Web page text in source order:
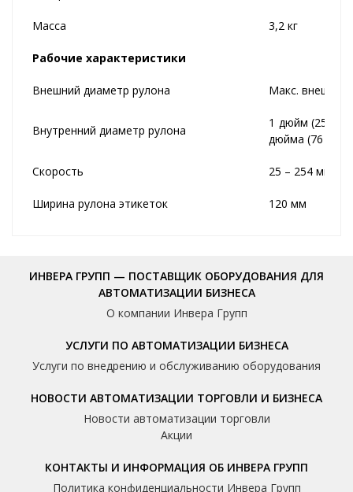
Масса 3,2 кг
Рабочие характеристики
Внешний диаметр рулона Макс.
Внутренний диаметр рулона
1 дюйм (25
дюйма (76 мм)
Скорость 25 – 254 мм/с
Ширина рулона этикеток 120 мм
ИНВЕРА ГРУПП — ПОСТАВЩИК ОБОРУДОВАНИЯ ДЛЯ
АВТОМАТИЗАЦИИ БИЗНЕСА
О компании Инвера Групп
УСЛУГИ ПО АВТОМАТИЗАЦИИ БИЗНЕСА
Услуги по внедрению и обслуживанию оборудования
НОВОСТИ АВТОМАТИЗАЦИИ ТОРГОВЛИ И БИЗНЕСА
Новости автоматизации торговли
Акции
КОНТАКТЫ И ИНФОРМАЦИЯ ОБ ИНВЕРА ГРУПП
Политика конфиденциальности Инвера Групп